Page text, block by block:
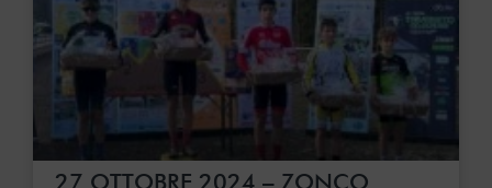
27 OTTOBRE 2024 – ZONCO